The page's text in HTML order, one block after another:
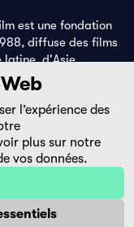
est une fondation
diffuse des films
latine, d'Asie,
de cinéma,
plateforme de
l’expérience des
plus sur notre
vos données.